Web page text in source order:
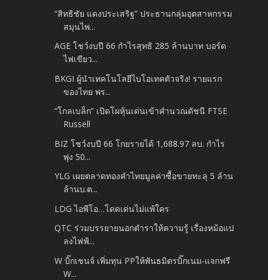
“สิทธิชัย แดงประเสริฐ” ประธานกลุ่มอุตสาหกรรม
สมุนไพ...
AGE โชว์งบปี 66 กำไรสุทธิ 285 ล้านบาท บอร์ด
ไฟเขียว...
BKGI ผู้นำเทคโนโลยีไบโอเทคตัวจริง! รายแรก
ของไทย พร...
“โกลเบล็ก” เปิดโผหุ้นเด่นเข้าคำนวณดัชนี FTSE
Russell
BIZ โชว์งบปี 66 โกยรายได้ 1,688.97 ลบ. กำไร
พุ่ง 50...
YLG เผยตลาดทองคำไทยมูลค่าซื้อขายทะลุ 5 ล้าน
ล้านบ.ต...
LDG ไอพีโอ…โดดเด่นไม่แพ้ใคร
QTC ร่วมบรรยายนอกตำราให้ความรู้ เรื่องหม้อแป
ลงไฟฟ้...
W บิ๊กเชนจ์ เพิ่มทุน PPให้พันธมิตรบิ๊กเนม-แจกฟรี
W...